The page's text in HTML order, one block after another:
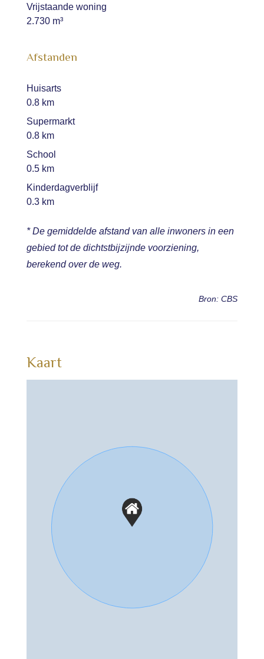
Vrijstaande woning
2.730 m³
Afstanden
Huisarts
0.8 km
Supermarkt
0.8 km
School
0.5 km
Kinderdagverblijf
0.3 km
* De gemiddelde afstand van alle inwoners in een
gebied tot de dichtstbijzijnde voorziening,
berekend over de weg.
Bron: CBS
Kaart